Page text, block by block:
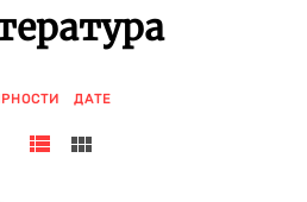
ДАТЕ